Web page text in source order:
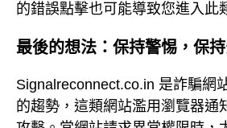
的錯誤點擊也可能導致您進入此
最後的想法：保持警惕，保
Signalreconnect.co.in 是詐騙網
的趨勢，這類網站濫用瀏覽器通